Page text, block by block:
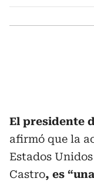
El presidente
afirmó que la
Estados
Castro, es